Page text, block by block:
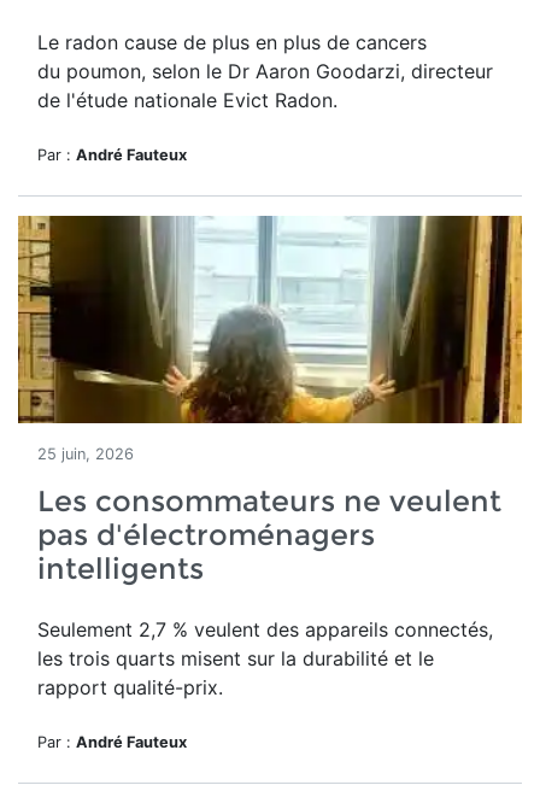
Le radon cause de plus en plus de cancers
du poumon, selon le Dr Aaron Goodarzi, directeur
de l'étude nationale Evict Radon.
Par : André Fauteux
25 juin, 2026
Les consommateurs ne veulent
pas d'électroménagers
intelligents
Seulement 2,7 % veulent des appareils connectés,
les trois quarts misent sur la durabilité et le
rapport qualité-prix.
Par : André Fauteux